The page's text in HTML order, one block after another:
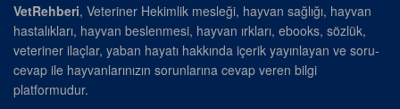
VetRehberi, Veteriner Hekimlik mesleği, hayvan sağlığı, hayvan
hastalıkları, hayvan beslenmesi, hayvan ırkları, ebooks, sözlük,
veteriner ilaçlar, yaban hayatı hakkında içerik yayınlayan ve soru-
cevap ile hayvanlarınızın sorunlarına cevap veren bilgi
platformudur.